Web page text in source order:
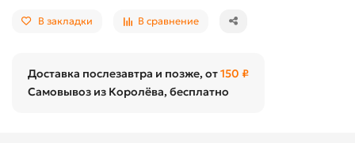
В закладки В сравнение
Доставка послезавтра и позже, от150 ₽
Самовывоз из Королёва, бесплатно